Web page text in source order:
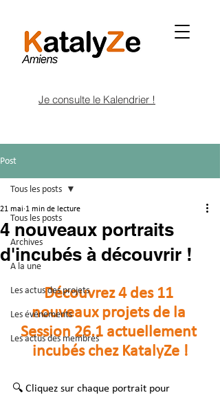
Je consulte le Kalendrier !
Post
Tous les posts
Archives
A la une
Les actus des projets
Les événements
Les actus des membres
Tous les posts
4 nouveaux portraits
d'incubés à découvrir !
21 mai 1 min de lecture
Découvrez 4 des 11
nouveaux projets de la
Session 26.1 actuellement
incubés chez KatalyZe !
🔍 Cliquez sur chaque portrait pour